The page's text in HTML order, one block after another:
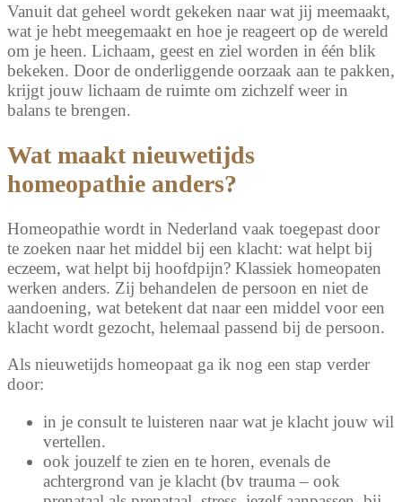
Vanuit dat geheel wordt gekeken naar wat jij meemaakt,
wat je hebt meegemaakt en hoe je reageert op de wereld
om je heen. Lichaam, geest en ziel worden in één blik
bekeken. Door de onderliggende oorzaak aan te pakken,
krijgt jouw lichaam de ruimte om zichzelf weer in
balans te brengen.
Wat maakt nieuwetijds
homeopathie anders?
Homeopathie wordt in Nederland vaak toegepast door
te zoeken naar het middel bij een klacht: wat helpt bij
eczeem, wat helpt bij hoofdpijn? Klassiek homeopaten
werken anders. Zij behandelen de persoon en niet de
aandoening, wat betekent dat naar een middel voor een
klacht wordt gezocht, helemaal passend bij de persoon.
Als nieuwetijds homeopaat ga ik nog een stap verder
door:
in je consult te luisteren naar wat je klacht jouw wil
vertellen.
ook jouzelf te zien en te horen, evenals de
achtergrond van je klacht (bv trauma – ook